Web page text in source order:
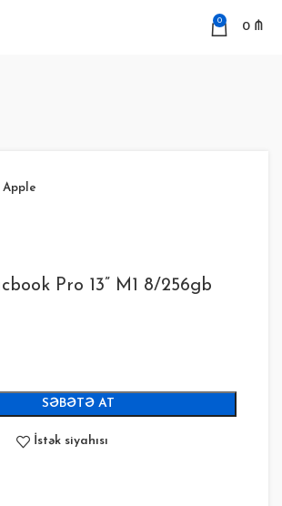
0 0 ₼
Apple
Pro 13” M1 8/256gb
SƏBƏTƏ AT
İstək siyahısı